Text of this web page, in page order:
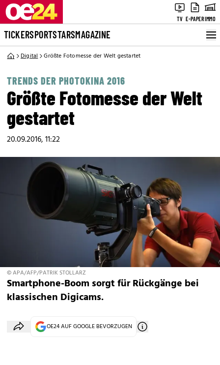
TV E-PAPERIMMO
TICKERSPORTSTARSMAGAZINE
Digital Größte Fotomesse der Welt gestartet
TRENDS DER PHOTOKINA 2016
Größte Fotomesse der Welt
gestartet
20.09.2016, 11:22
© APA/AFP/PATRIK STOLLARZ
Smartphone-Boom sorgt für Rückgänge bei
klassischen Digicams.
OE24 AUF GOOGLE BEVORZUGEN